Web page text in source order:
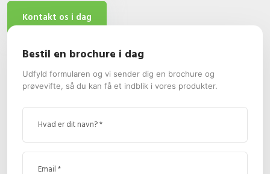
Kontakt os i dag​
Bestil en brochure i dag
Udfyld formularen og vi sender dig en brochure og
prøvevifte, så du kan få et indblik i vores produkter.